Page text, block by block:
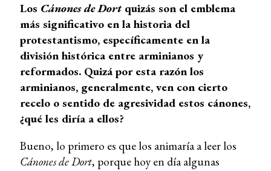
Los Cánones de Dortquizás son el emblema
más significativo en la historia del
protestantismo, específicamente en la
división histórica entre arminianos y
reformados. Quizá por esta razón los
arminianos, generalmente, ven con cierto
recelo o sentido de agresividad estos cánones,
¿qué les diría a ellos?
Bueno, lo primero es que los animaría a leer los
Cánones de Dort, porque hoy en día algunas